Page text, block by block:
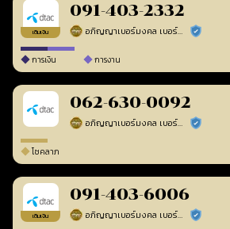
เติมเงิน
091-403-2332
อภิญญาเบอร์มงคล เบอร์สวยเลขศาสตร์ ร้านยืนยันแล้ว
การเงิน การงาน
062-630-0092
อภิญญาเบอร์มงคล เบอร์สวยเลขศาสตร์ ร้านยืนยันแล้ว
โชคลาภ
เติมเงิน
091-403-6006
อภิญญาเบอร์มงคล เบอร์สวยเลขศาสตร์ ร้านยืนยันแล้ว